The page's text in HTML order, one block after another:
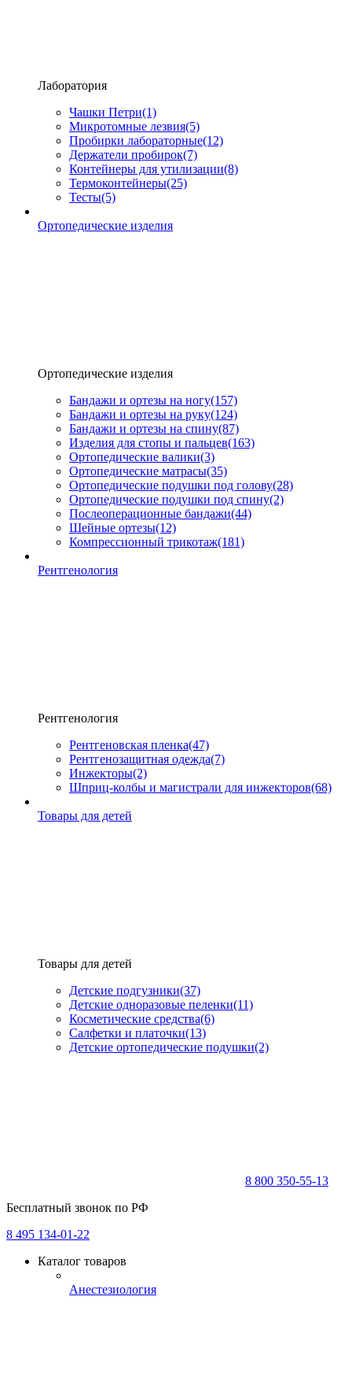
Лаборатория
Чашки Петри(1)
Микротомные лезвия(5)
Пробирки лабораторные(12)
Держатели пробирок(7)
Контейнеры для утилизации(8)
Термоконтейнеры(25)
Тесты(5)
Ортопедические изделия
Ортопедические изделия
Бандажи и ортезы на ногу(157)
Бандажи и ортезы на руку(124)
Бандажи и ортезы на спину(87)
Изделия для стопы и пальцев(163)
Ортопедические валики(3)
Ортопедические матрасы(35)
Ортопедические подушки под голову(28)
Ортопедические подушки под спину(2)
Послеоперационные бандажи(44)
Шейные ортезы(12)
Компрессионный трикотаж(181)
Рентгенология
Рентгенология
Рентгеновская пленка(47)
Рентгенозащитная одежда(7)
Инжекторы(2)
Шприц-колбы и магистрали для инжекторов(68)
Товары для детей
Товары для детей
Детские подгузники(37)
Детские одноразовые пеленки(11)
Косметические средства(6)
Салфетки и платочки(13)
Детские ортопедические подушки(2)
8 800 350-55-13
Бесплатный звонок по РФ
8 495 134-01-22
Каталог товаров
Анестезиология